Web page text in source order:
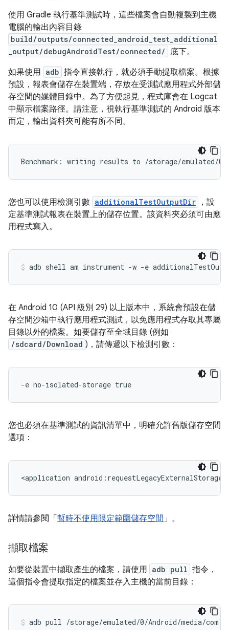
使用 Gradle 執行基準測試時，這些檔案會自動複製到主機
電腦的輸出內容目錄
build/outputs/connected_android_test_additional
_output/debugAndroidTest/connected/ 底下。
如果使用 adb 指令直接執行，就必須手動提取檔案。根據
預設，報表會儲存在裝置端，存放在受測試應用程式外部儲
存空間的媒體目錄中。為了方便起見，程式庫會在 Logcat
中顯示檔案路徑。請注意，視執行基準測試的 Android 版本
而定，輸出資料夾可能有所不同。
您也可以使用檢測引數 additionalTestOutputDir
，設
定基準測試報表在裝置上的儲存位置。該資料夾必須可由應
用程式寫入。
adb shell am instrument -w -e
在 Android 10 (API 級別 29) 以上版本中，系統會預設在儲
存空間沙箱中執行應用程式測試，以免應用程式存取其專屬
目錄以外的檔案。如要儲存至全域目錄 (例如
/sdcard/Download )，請傳遞以下檢測引數：
您也必須在基準測試的資訊清單中，明確允許舊版儲存空間
選項：
<application
詳情請參閱「 暫時不使用限定範圍儲存空間 」。
擷取檔案
如要從裝置中擷取產生的檔案，請使用 adb pull 指令，
這個指令會提取指定的檔案並存入主機的當前目錄：
adb pull /storage/emulated/0/Android/media/